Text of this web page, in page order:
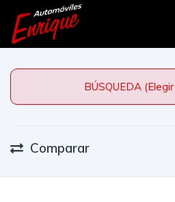
Comparar